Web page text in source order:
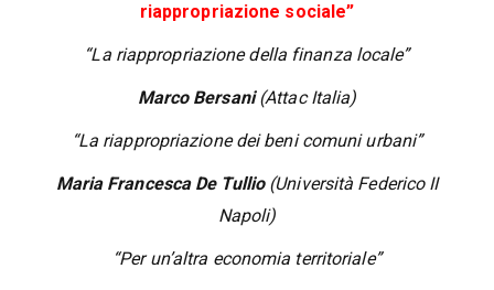
riappropriazione sociale”
“La riappropriazione della finanza locale”
Marco Bersani(Attac Italia)
“La riappropriazione dei beni comuni urbani”
Maria Francesca De Tullio (Università Federico II
Napoli)
“Per un’altra economia territoriale”